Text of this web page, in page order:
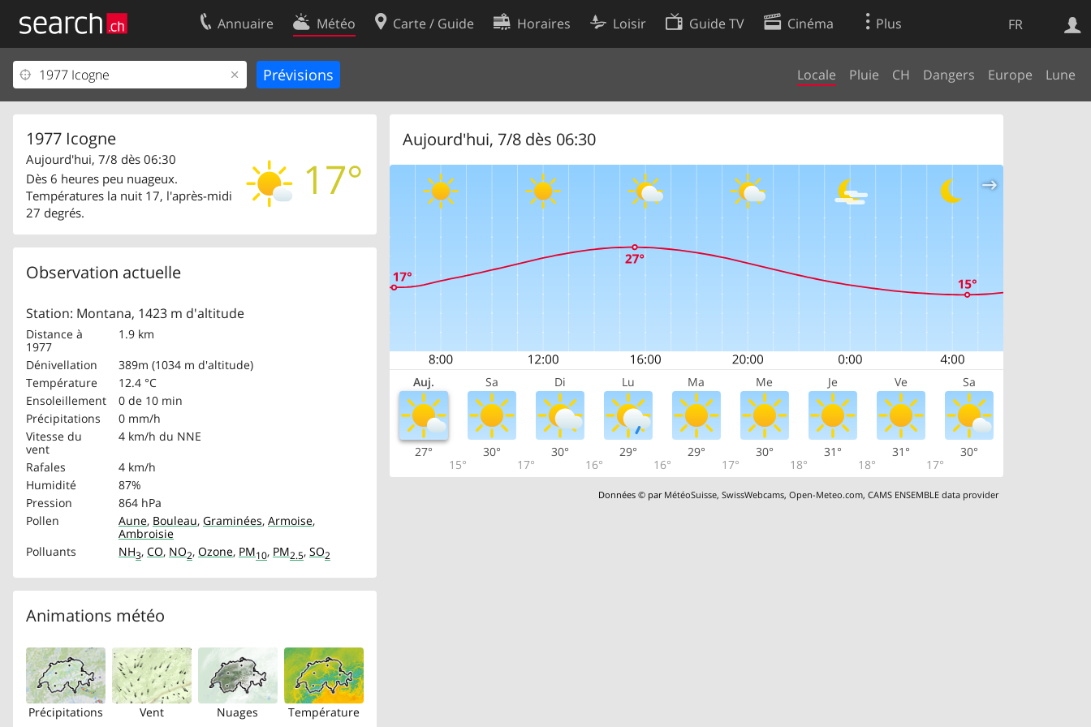
FR
Annuaire Météo Carte / Guide Horaires Loisir Guide TV Cinéma Plus
Locale Pluie CH Dangers Europe Lune
1977 Icogne
17°
Aujourd'hui, 7/8 dès 06:30
Dès 6 heures peu nuageux.
Températures la nuit 17, l'après-midi
27 degrés.
Observation actuelle
Station: Montana, 1423 m d'altitude
Distance à
1977
1.9 km
Dénivellation
389m (1034 m d'altitude)
Température
12.4 °C
Ensoleillement
0 de 10 min
Précipitations
0 mm/h
Vitesse du
vent
4 km/h du NNE
Rafales
4 km/h
Humidité
87%
Pression
864 hPa
Pollen
Aune, Bouleau, Graminées, Armoise,
Ambroisie
Polluants
NH3, CO, NO2, Ozone, PM10, PM2.5, SO2
Animations météo
Précipitations Vent Nuages Température
Aujourd'hui, 7/8 dès 06:30
Auj. Sa Di Lu Ma Me Je Ve Sa
27°
15°
30°
17°
30°
16°
29°
16°
29°
17°
30°
18°
31°
18°
31°
17°
30°
Données © par MétéoSuisse,SwissWebcams,Open-Meteo.com,CAMS ENSEMBLE data provider
Web
Votre inscription
Centre clients
Contact
Conditions d’utilisation
Préférences de cookies